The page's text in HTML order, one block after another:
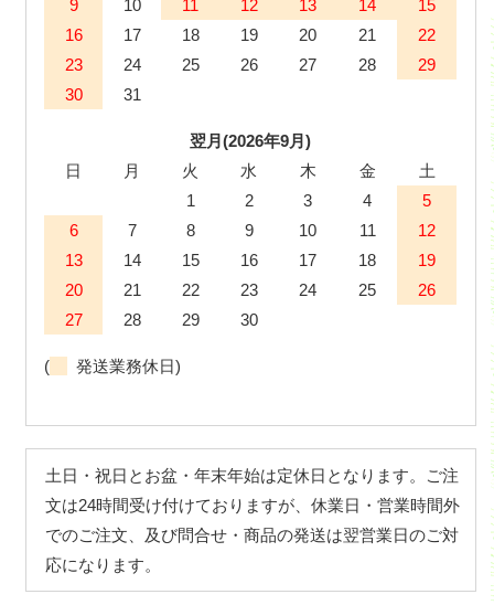
9 10 11 12 13 14
15
16
17 18 19 20 21
22
23
24 25 26 27 28
29
30
31
翌月(2026年9月)
日
月 火 水 木 金
土
1
2 3 4
5
6
7 8 9 10 11
12
13
14 15 16 17 18
19
20
21 22 23 24 25
26
27
28 29 30
( 発送業務休日)
土日・祝日とお盆・年末年始は定休日となります。ご注
文は24時間受け付けておりますが、休業日・営業時間外
でのご注文、及び問合せ・商品の発送は翌営業日のご対
応になります。